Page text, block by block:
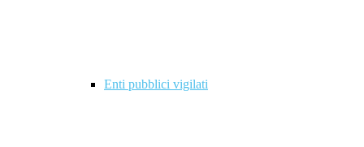
Enti pubblici vigilati